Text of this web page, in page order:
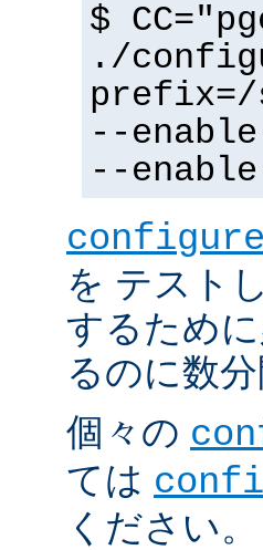
$
./
prefix=/
--
--
configure
を テスト
するため
るのに数
個々の
ては
ください。